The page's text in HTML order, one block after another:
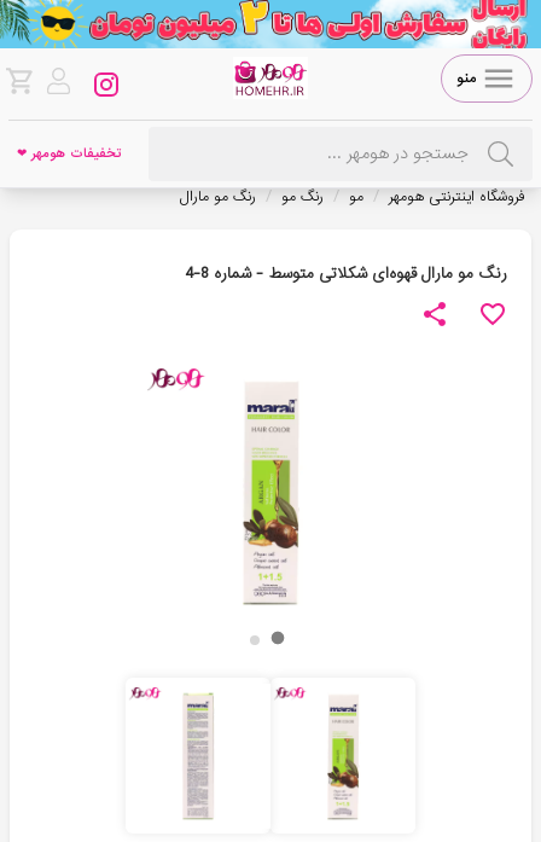
منو
تخفیفات هومهر ❤
فروشگاه اینترنتی هومهر / مو / رنگ مو / رنگ مو مارال
رنگ مو مارال قهوه‌ای شکلاتی متوسط - شماره 8-4